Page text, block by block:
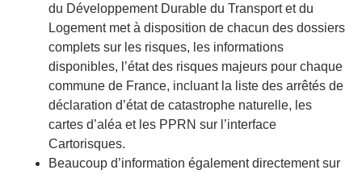
du Développement Durable du Transport et du
Logement met à disposition de chacun des dossiers
complets sur les risques, les informations
disponibles, l’état des risques majeurs pour chaque
commune de France, incluant la liste des arrêtés de
déclaration d’état de catastrophe naturelle, les
cartes d’aléa et les PPRN sur l’interface
Cartorisques.
Beaucoup d’information également directement sur